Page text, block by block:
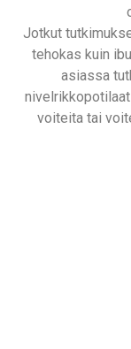
Jotkut
tehokas kuin
asiassa
voiteita tai